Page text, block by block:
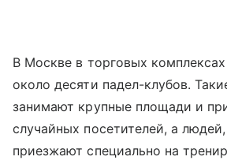
В Москве в торговых
около десяти падел-клубов.
занимают крупные площади и
случайных посетителей, а
приезжают специально на